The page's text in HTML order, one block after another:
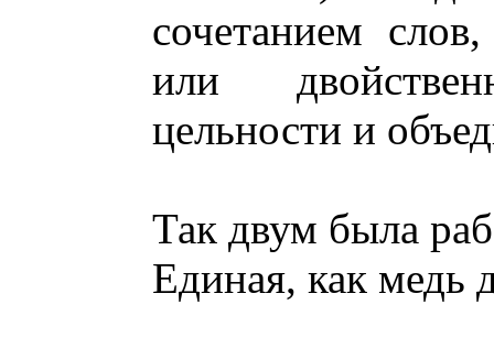
сочетанием
или
цельности и
Так двум была
Единая, как медь